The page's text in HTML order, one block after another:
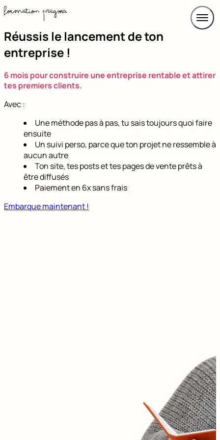
Formation Pragma
Réussis le lancement de ton
entreprise !
6 mois pour construire une entreprise rentable et attirer
tes premiers clients.
Avec :
Une méthode pas à pas, tu sais toujours quoi faire
ensuite
Un suivi perso, parce que ton projet ne ressemble à
aucun autre
Ton site, tes posts et tes pages de vente prêts à
être diffusés
Paiement en 6x sans frais
Embarque maintenant !